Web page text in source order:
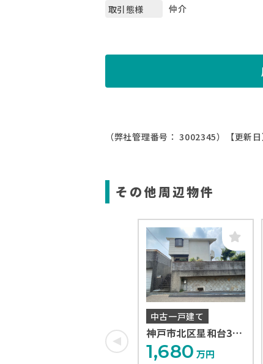
取引態様
仲介
（弊社管理番号： 3002345） 【更新
その他周辺物件
中古一戸建て
神戸市北区星和台3丁
目
1,680 万円